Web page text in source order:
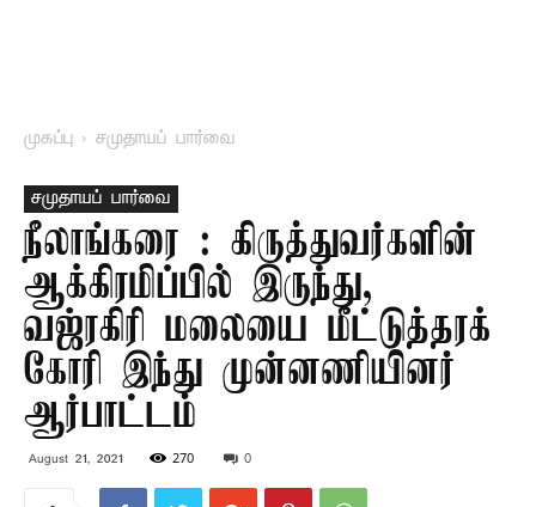
முகப்பு சமுதாயப் பார்வை
சமுதாயப் பார்வை
நீலாங்கரை : கிருத்துவர்களின்
ஆக்கிரமிப்பில் இருந்து,
வஜ்ரகிரி மலையை மீட்டுத்தரக்
கோரி இந்து முன்னணியினர்
ஆர்பாட்டம்
August 21, 2021 270 0